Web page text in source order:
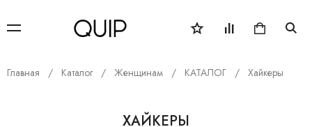
Главная Каталог Женщинам КАТАЛОГ Хайкеры
ХАЙКЕРЫ